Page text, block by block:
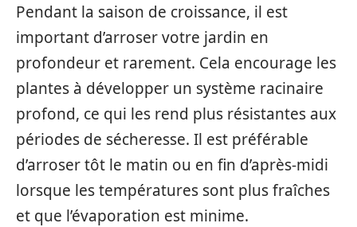
Pendant la saison de croissance, il est
important d’arroser votre jardin en
profondeur et rarement. Cela encourage les
plantes à développer un système racinaire
profond, ce qui les rend plus résistantes aux
périodes de sécheresse. Il est préférable
d’arroser tôt le matin ou en fin d’après-midi
lorsque les températures sont plus fraîches
et que l’évaporation est minime.